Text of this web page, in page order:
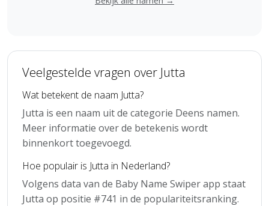
Veelgestelde vragen over Jutta
Wat betekent de naam Jutta?
Jutta is een naam uit de categorie Deens namen.
Meer informatie over de betekenis wordt
binnenkort toegevoegd.
Hoe populair is Jutta in Nederland?
Volgens data van de Baby Name Swiper app staat
Jutta op positie #741 in de populariteitsranking.